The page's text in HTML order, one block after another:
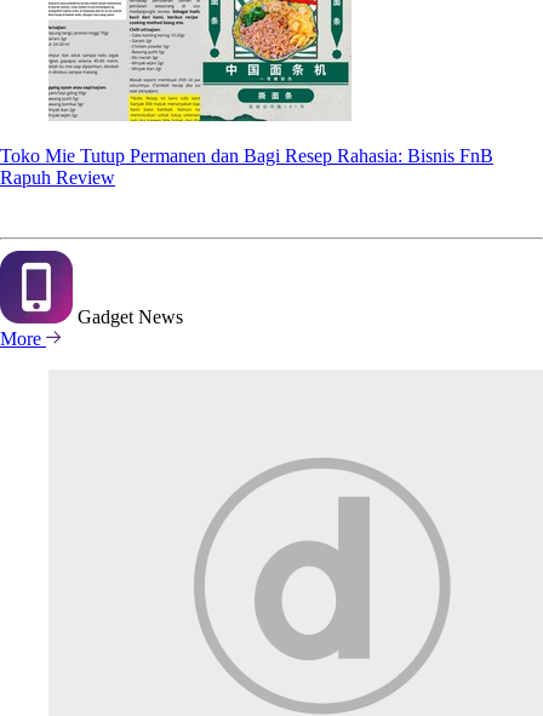
Toko Mie Tutup Permanen dan Bagi Resep Rahasia: Bisnis FnB
Rapuh Review
Gadget News
More